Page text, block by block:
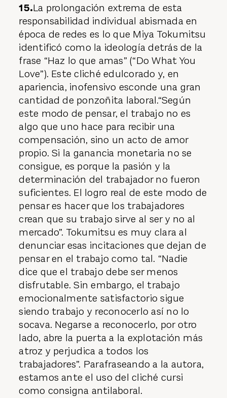
15.La prolongación extrema de esta
responsabilidad individual abismada en
época de redes es lo que Miya Tokumitsu
identificó como la ideología detrás de la
frase “Haz lo que amas” (“Do What You
Love”). Este cliché edulcorado y, en
apariencia, inofensivo esconde una gran
cantidad de ponzoñita laboral.“Según
este modo de pensar, el trabajo no es
algo que uno hace para recibir una
compensación, sino un acto de amor
propio. Si la ganancia monetaria no se
consigue, es porque la pasión y la
determinación del trabajador no fueron
suficientes. El logro real de este modo de
pensar es hacer que los trabajadores
crean que su trabajo sirve al ser y no al
mercado”. Tokumitsu es muy clara al
denunciar esas incitaciones que dejan de
pensar en el trabajo como tal. “Nadie
dice que el trabajo debe ser menos
disfrutable. Sin embargo, el trabajo
emocionalmente satisfactorio sigue
siendo trabajo y reconocerlo así no lo
socava. Negarse a reconocerlo, por otro
lado, abre la puerta a la explotación más
atroz y perjudica a todos los
trabajadores”. Parafraseando a la autora,
estamos ante el uso del cliché cursi
como consigna antilaboral.